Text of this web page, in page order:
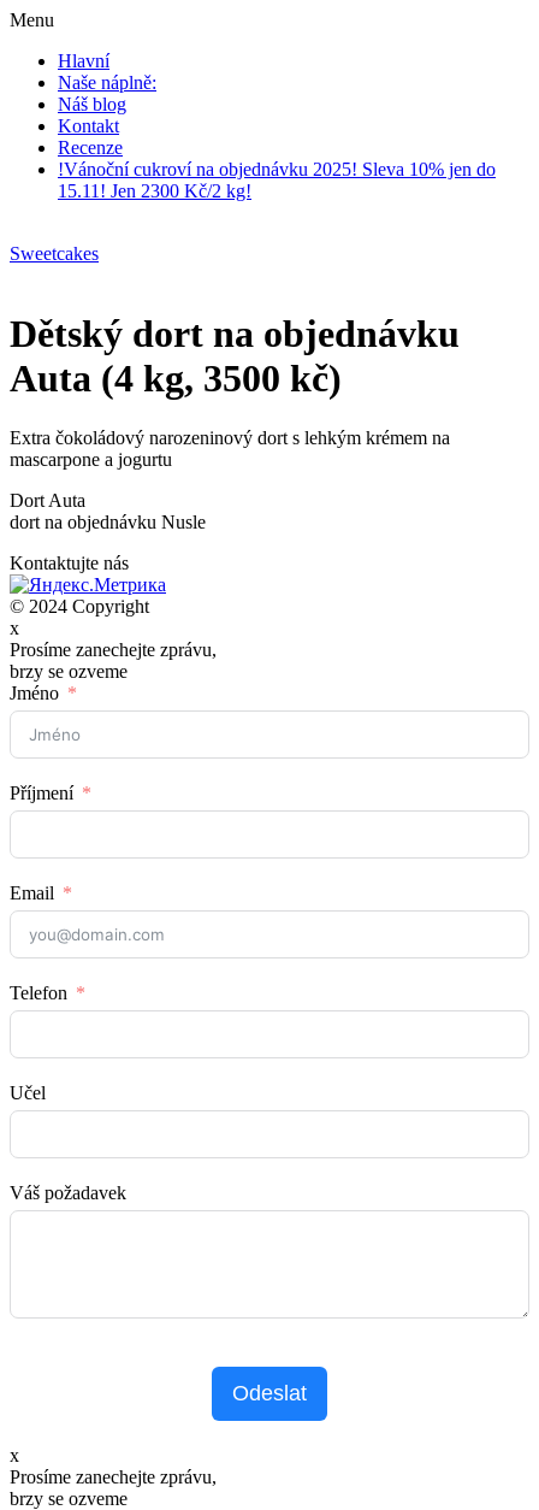
Menu
Hlavní
Naše náplně:
Náš blog
Kontakt
Recenze
!Vánoční cukroví na objednávku 2025! Sleva 10% jen do
15.11! Jen 2300 Kč/2 kg!
Sweetcakes
Dětský dort na objednávku
Auta (4 kg, 3500 kč)
Extra čokoládový narozeninový dort s lehkým krémem na
mascarpone a jogurtu
Dort Auta
dort na objednávku Nusle
Kontaktujte nás
© 2024 Copyright
x
Prosíme zanechejte zprávu,
brzy se ozveme
Jméno
Příjmení
Email
Telefon
Učel
Váš požadavek
Odeslat
x
Prosíme zanechejte zprávu,
brzy se ozveme